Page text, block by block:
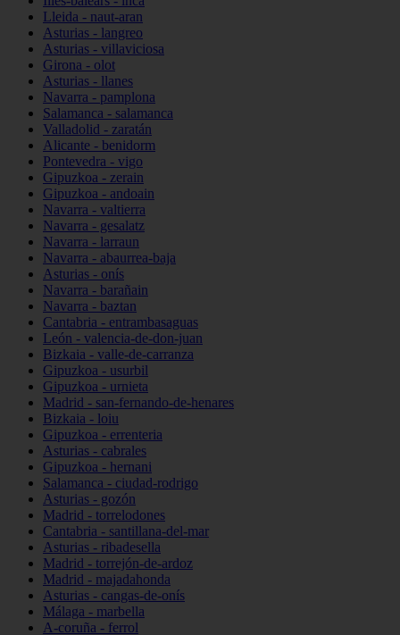
Lleida - naut-aran
Asturias - langreo
Asturias - villaviciosa
Girona - olot
Asturias - llanes
Navarra - pamplona
Salamanca - salamanca
Valladolid - zaratán
Alicante - benidorm
Pontevedra - vigo
Gipuzkoa - zerain
Gipuzkoa - andoain
Navarra - valtierra
Navarra - gesalatz
Navarra - larraun
Navarra - abaurrea-baja
Asturias - onís
Navarra - barañain
Navarra - baztan
Cantabria - entrambasaguas
León - valencia-de-don-juan
Bizkaia - valle-de-carranza
Gipuzkoa - usurbil
Gipuzkoa - urnieta
Madrid - san-fernando-de-henares
Bizkaia - loiu
Gipuzkoa - errenteria
Asturias - cabrales
Gipuzkoa - hernani
Salamanca - ciudad-rodrigo
Asturias - gozón
Madrid - torrelodones
Cantabria - santillana-del-mar
Asturias - ribadesella
Madrid - torrejón-de-ardoz
Madrid - majadahonda
Asturias - cangas-de-onís
Málaga - marbella
A-coruña - ferrol